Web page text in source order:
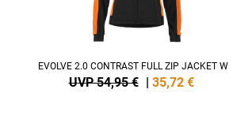
EVOLVE 2.0 CONTRAST FULL ZIP JACKET W
UVP 54,95 € | 35,72 €